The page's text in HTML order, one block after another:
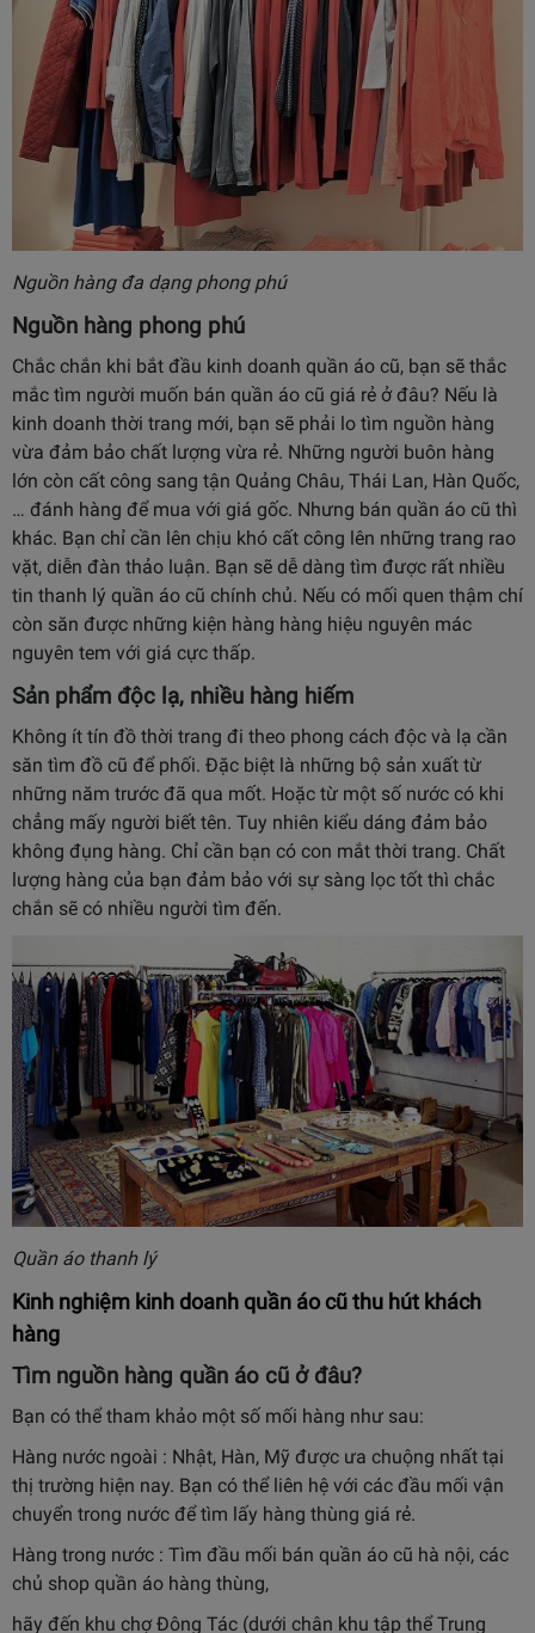
Nguồn hàng đa dạng phong phú
Nguồn hàng phong phú
Chắc chắn khi bắt đầu kinh doanh quần áo cũ, bạn sẽ thắc
mắc tìm người muốn bán quần áo cũ giá rẻ ở đâu? Nếu là
kinh doanh thời trang mới, bạn sẽ phải lo tìm nguồn hàng
vừa đảm bảo chất lượng vừa rẻ. Những người buôn hàng
lớn còn cất công sang tận Quảng Châu, Thái Lan, Hàn Quốc,
… đánh hàng để mua với giá gốc. Nhưng bán quần áo cũ thì
khác. Bạn chỉ cần lên chịu khó cất công lên những trang rao
vặt, diễn đàn thảo luận. Bạn sẽ dễ dàng tìm được rất nhiều
tin thanh lý quần áo cũ chính chủ. Nếu có mối quen thậm chí
còn săn được những kiện hàng hàng hiệu nguyên mác
nguyên tem với giá cực thấp.
Sản phẩm độc lạ, nhiều hàng hiếm
Không ít tín đồ thời trang đi theo phong cách độc và lạ cần
săn tìm đồ cũ để phối. Đặc biệt là những bộ sản xuất từ
những năm trước đã qua mốt. Hoặc từ một số nước có khi
chẳng mấy người biết tên. Tuy nhiên kiểu dáng đảm bảo
không đụng hàng. Chỉ cần bạn có con mắt thời trang. Chất
lượng hàng của bạn đảm bảo với sự sàng lọc tốt thì chắc
chắn sẽ có nhiều người tìm đến.
Quần áo thanh lý
Kinh nghiệm kinh doanh quần áo cũ thu hút khách
hàng
Tìm nguồn hàng quần áo cũ ở đâu?
Bạn có thể tham khảo một số mối hàng như sau:
Hàng nước ngoài : Nhật, Hàn, Mỹ được ưa chuộng nhất tại
thị trường hiện nay. Bạn có thể liên hệ với các đầu mối vận
chuyển trong nước để tìm lấy hàng thùng giá rẻ.
Hàng trong nước : Tìm đầu mối bán quần áo cũ hà nội, các
chủ shop quần áo hàng thùng,
hãy đến khu chợ Đông Tác (dưới chân khu tập thể Trung